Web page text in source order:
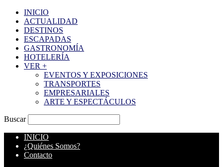
INICIO
ACTUALIDAD
DESTINOS
ESCAPADAS
GASTRONOMÍA
HOTELERÍA
VER +
EVENTOS Y EXPOSICIONES
TRANSPORTES
EMPRESARIALES
ARTE Y ESPECTÁCULOS
Buscar
INICIO
¿Quiénes Somos?
Contacto